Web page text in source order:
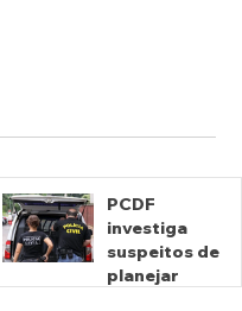
PCDF
investiga
suspeitos de
planejar